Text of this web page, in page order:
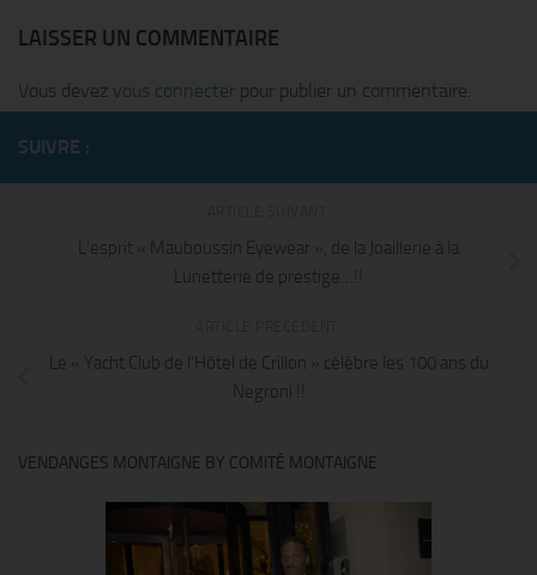
LAISSER UN COMMENTAIRE
Vous devez vous connecter pour publier un commentaire.
SUIVRE :
L’esprit « Mauboussin Eyewear », de la Joaillerie à la
Lunetterie de prestige…!!
Le « Yacht Club de l’Hôtel de Crillon » célèbre les 100 ans du
Negroni !!
VENDANGES MONTAIGNE BY COMITÉ MONTAIGNE